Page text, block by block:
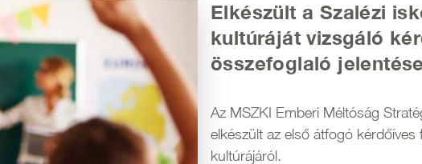
Elkészült a Szalézi
kultúráját vizsgáló
összefoglaló jelentése
Az MSZKI Emberi Méltóság
elkészült az első átfogó kérdőíves
kultúrájáról.